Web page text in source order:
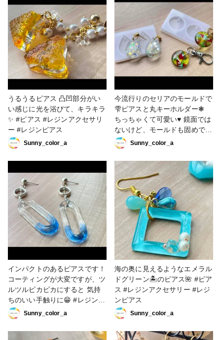
うるうるピアス‪ 凸凹部分がい
い感じに光を浴びて、キラキラ
✨ #ピアス #レジンアクセサリ
ー #レジンピアス
Sunny_color_a
今流行りのセリアのモールドで
雫ピアスと丸キーホルダー❃
ちっちゃくて可愛い♥️ 鏡面では
ないけど、モールドも固めでし
っかりしてるし、 型からもは
ずしやすい👍 他はハートとヘ
アクリップがほしいです。。 #
レジンピアス #レジンキーホル
ダー
Sunny_color_a
インパクトのあるピアスです！
コーティングが大変ですが、ツ
ルツルピカピカにすると 気持
ちのいい手触りに😁 #レジンア
クセサリー #レジンピアス
Sunny_color_a
海の奥に見えるようなエメラル
ドグリーン🏝のピアス🌺 #ピア
ス #レジンアクセサリー #レジ
ンピアス
Sunny_color_a